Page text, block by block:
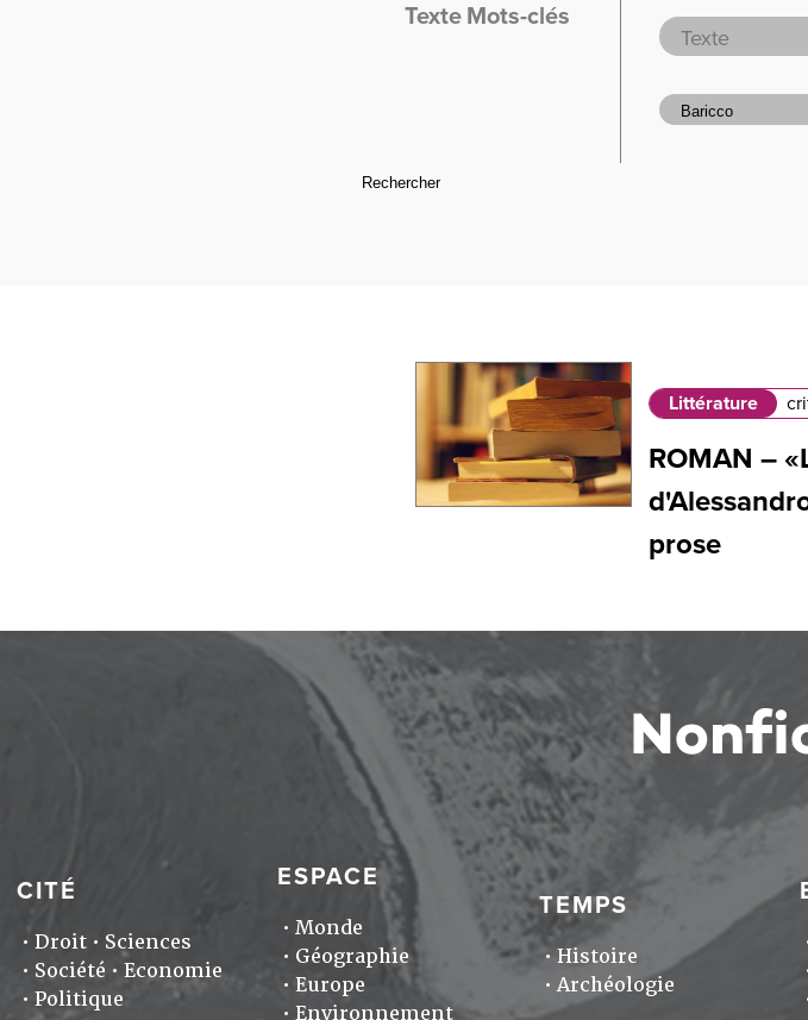
Texte Mots-clés
Littérature
ROMAN –
prose
CITÉ
Droit
Sciences
Société
Economie
Politique
ESPACE
Monde
Géographie
Europe
Environnement
TEMPS
Histoire
Archéologie